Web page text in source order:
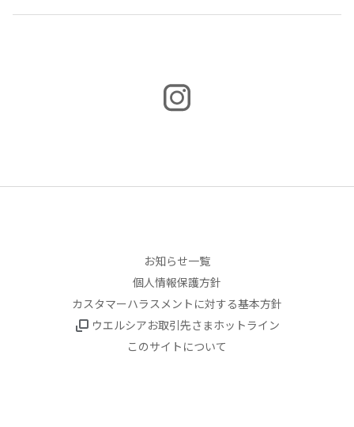
お知らせ一覧
個人情報保護方針
カスタマーハラスメントに対する基本方針
ウエルシアお取引先さまホットライン
このサイトについて